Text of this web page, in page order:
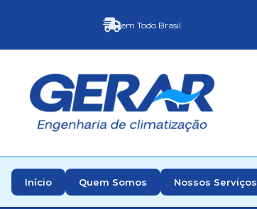
em Todo Brasil
Início Quem Somos Nossos Serviços